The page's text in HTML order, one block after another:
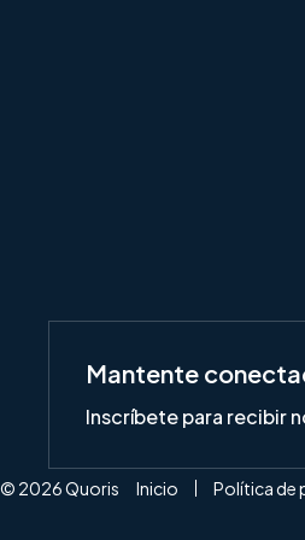
Mantente
Inscríbete para recibir
© 2026 Quoris Inicio Política de